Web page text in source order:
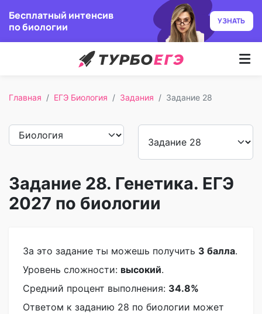
Бесплатный интенсив
по биологии
УЗНАТЬ
Преподаватели
Записаться
Главная ЕГЭ Биология Задания Задание 28
Задание 28. Генетика. ЕГЭ
2027 по биологии
За это задание ты можешь получить 3 балла.
Уровень сложности: высокий.
Средний процент выполнения: 34.8%
Ответом к заданию 28 по биологии может